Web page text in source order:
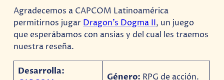
Agradecemos a CAPCOM Latinoamérica
permitirnos jugar Dragon’s Dogma II, un juego
que esperábamos con ansias y del cual les traemos
nuestra reseña.
Desarrolla:
Género: RPG de acción.